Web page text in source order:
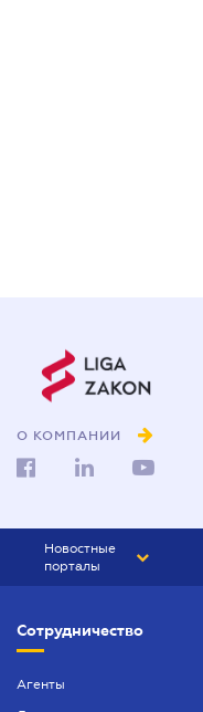
О КОМПАНИИ
Новостные
порталы
БИЗНЕС
Сотрудничество
Агенты